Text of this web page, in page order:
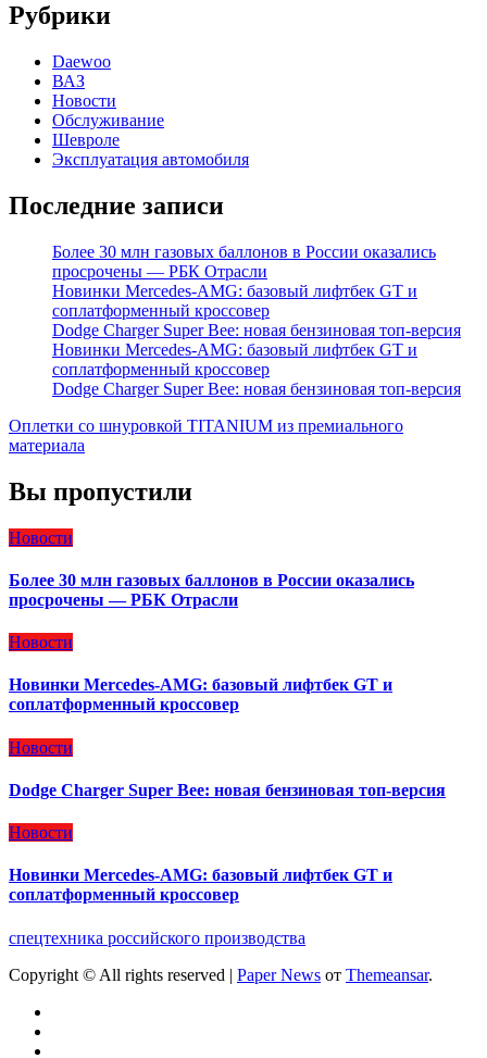
Рубрики
Daewoo
ВАЗ
Новости
Обслуживание
Шевроле
Эксплуатация автомобиля
Последние записи
Более 30 млн газовых баллонов в России оказались
просрочены — РБК Отрасли
Новинки Mercedes-AMG: базовый лифтбек GT и
соплатформенный кроссовер
Dodge Charger Super Bee: новая бензиновая топ-версия
Новинки Mercedes-AMG: базовый лифтбек GT и
соплатформенный кроссовер
Dodge Charger Super Bee: новая бензиновая топ-версия
Оплетки со шнуровкой TITANIUM из премиального
материала
Вы пропустили
Новости
Более 30 млн газовых баллонов в России оказались
просрочены — РБК Отрасли
Новости
Новинки Mercedes-AMG: базовый лифтбек GT и
соплатформенный кроссовер
Новости
Dodge Charger Super Bee: новая бензиновая топ-версия
Новости
Новинки Mercedes-AMG: базовый лифтбек GT и
соплатформенный кроссовер
спецтехника российского производства
Copyright © All rights reserved | Paper News от Themeansar.